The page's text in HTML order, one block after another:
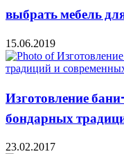
выбрать мебель
15.06.2019
Изготовление
бондарных
23.02.2017